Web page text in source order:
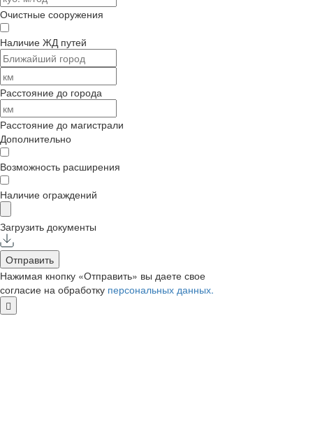
Очистные сооружения
Наличие ЖД путей
Расстояние до города
Расстояние до магистрали
Дополнительно
Возможность расширения
Наличие ограждений
Загрузить документы
Отправить
Нажимая кнопку «Отправить» вы даете свое
согласие на обработку персональных данных.